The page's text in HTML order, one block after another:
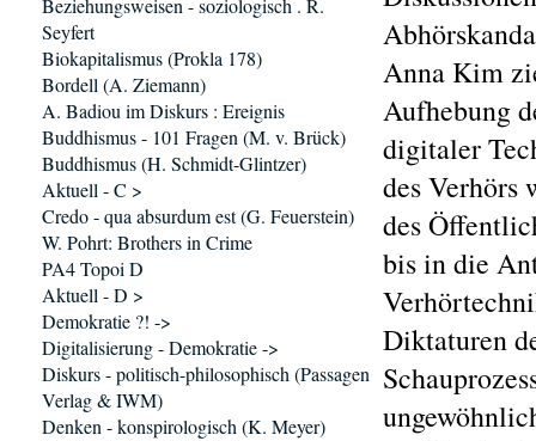
Anna Kim
Aufhebung
digitaler
des
des
bis in die
Diktaturen
Beziehungsweisen - soziologisch . R.
Seyfert
Biokapitalismus (Prokla 178)
Bordell (A. Ziemann)
A. Badiou im Diskurs : Ereignis
Buddhismus - 101 Fragen (M. v. Brück)
Buddhismus (H. Schmidt-Glintzer)
Aktuell - C >
Credo - qua absurdum est (G. Feuerstein)
W. Pohrt: Brothers in Crime
PA4 Topoi D
Aktuell - D >
Demokratie ?! ->
Digitalisierung - Demokratie ->
Diskurs - politisch-philosophisch (Passagen
Verlag & IWM)
Denken - konspirologisch (K. Meyer)